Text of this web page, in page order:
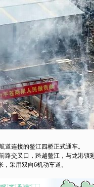
连接的鳌江四桥正式通车。
叉口，跨越鳌江，与龙港镇
采用双向6机动车道。